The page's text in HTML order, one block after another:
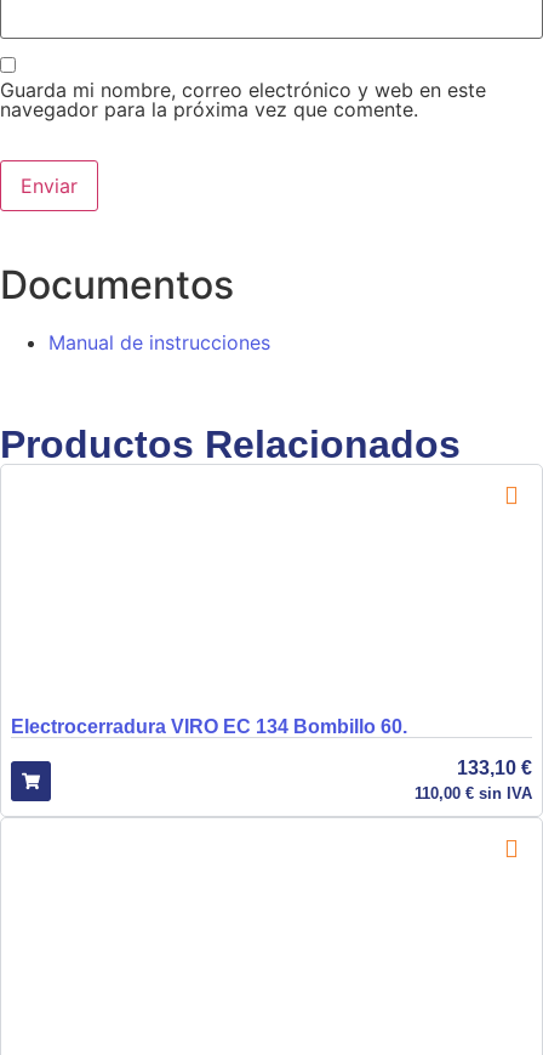
Guarda mi nombre, correo electrónico y web en este
navegador para la próxima vez que comente.
Documentos
Manual de instrucciones
Productos Relacionados
Electrocerradura VIRO EC 134 Bombillo 60.
133,10 €
110,00 € sin IVA